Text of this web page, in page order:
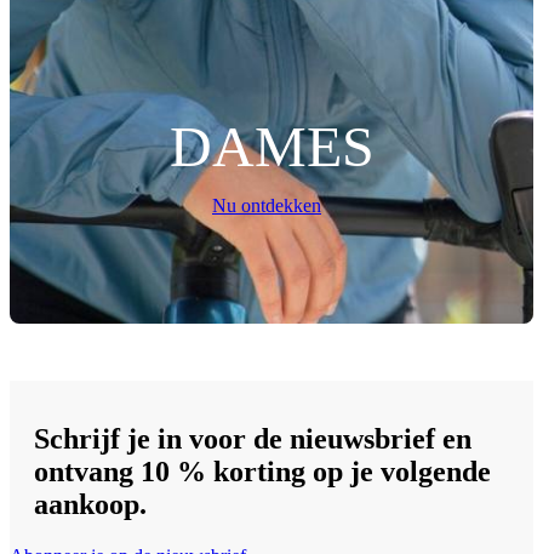
DAMES
Nu ontdekken
Schrijf je in voor de nieuwsbrief en
ontvang 10 % korting op je volgende
aankoop.